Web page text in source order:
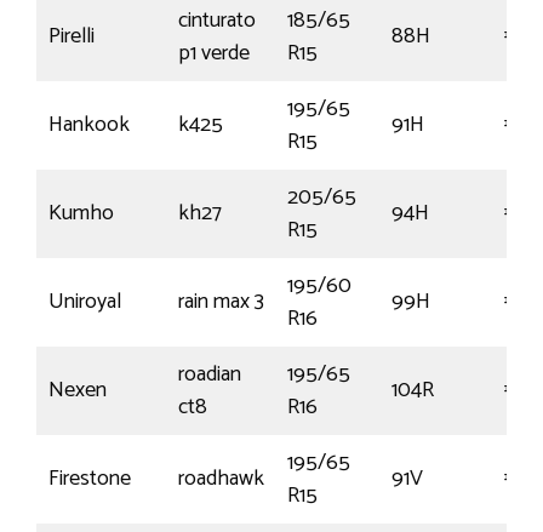
Pirelli
cinturato
p1 verde
185/65
R15
88H €68
Hankook k425
195/65
R15
91H €211
Kumho kh27
205/65
R15
94H €70
Uniroyal rain max 3
195/60
R16
99H €86
Nexen
roadian
ct8
195/65
R16
104R €69
Firestone roadhawk
195/65
R15
91V €56